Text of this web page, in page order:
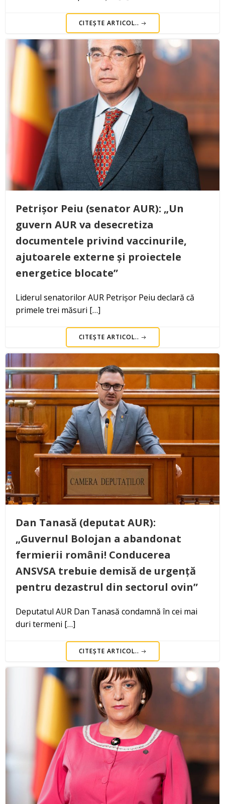
CITEȘTE ARTICOL..
Petrișor Peiu (senator AUR): „Un
guvern AUR va desecretiza
documentele privind vaccinurile,
ajutoarele externe și proiectele
energetice blocate”
Liderul senatorilor AUR Petrișor Peiu declară că
primele trei măsuri […]
CITEȘTE ARTICOL..
Dan Tanasă (deputat AUR):
„Guvernul Bolojan a abandonat
fermierii români! Conducerea
ANSVSA trebuie demisă de urgență
pentru dezastrul din sectorul ovin”
Deputatul AUR Dan Tanasă condamnă în cei mai
duri termeni […]
CITEȘTE ARTICOL..